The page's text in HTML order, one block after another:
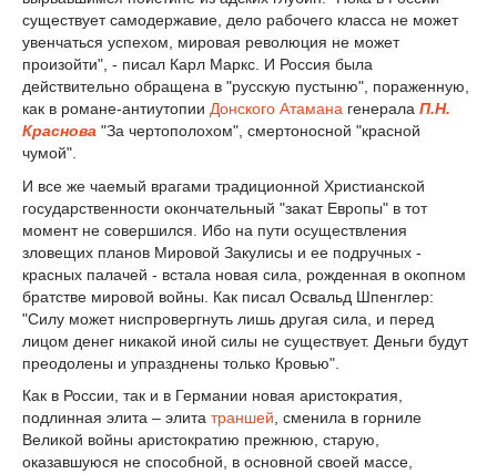
существует самодержавие, дело рабочего класса не может
увенчаться успехом, мировая революция не может
произойти", - писал Карл Маркс. И Россия была
действительно обращена в "русскую пустыню", пораженную,
как в романе-антиутопии Донского Атамана генерала П.Н.
Краснова "За чертополохом", смертоносной "красной
чумой".
И все же чаемый врагами традиционной Христианской
государственности окончательный "закат Европы" в тот
момент не совершился. Ибо на пути осуществления
зловещих планов Мировой Закулисы и ее подручных -
красных палачей - встала новая сила, рожденная в окопном
братстве мировой войны. Как писал Освальд Шпенглер:
"Силу может ниспровергнуть лишь другая сила, и перед
лицом денег никакой иной силы не существует. Деньги будут
преодолены и упразднены только Кровью".
Как в России, так и в Германии новая аристократия,
подлинная элита – элита траншей, сменила в горниле
Великой войны аристократию прежнюю, старую,
оказавшуюся не способной, в основной своей массе,